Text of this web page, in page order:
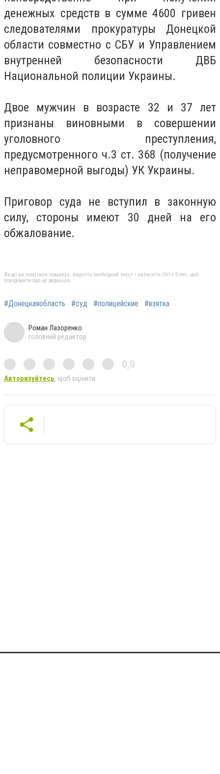
денежных средств в сумме 4600 гривен
следователями прокуратуры Донецкой
области совместно с СБУ и Управлением
внутренней безопасности ДВБ
Национальной полиции Украины.
Двое мужчин в возрасте 32 и 37 лет
признаны виновными в совершении
уголовного преступления,
предусмотренного ч.3 ст. 368 (получение
неправомерной выгоды) УК Украины.
Приговор суда не вступил в законную
силу, стороны имеют 30 дней на его
обжалование.
Якщо ви помітили помилку, виділіть необхідний текст і натисніть Ctrl + Enter, щоб
повідомити про це редакцію
#Донецкаяобласть #суд #полицейские #взятка
Роман Лазоренко
головний редактор
0,0
Авторизуйтесь, щоб оцінити